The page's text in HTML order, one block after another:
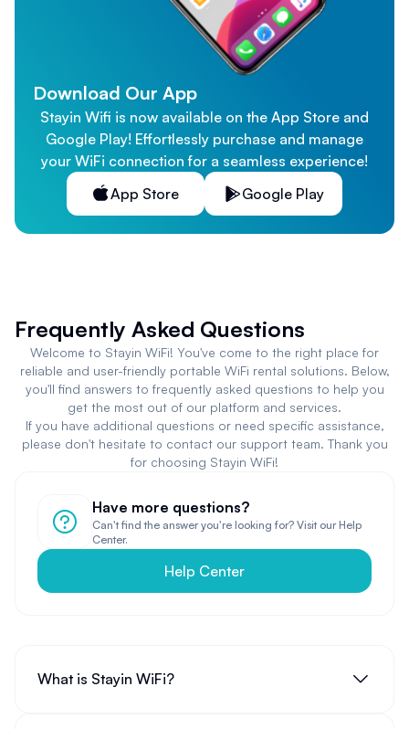
Download Our App
Stayin Wifi is now available on the App Store and
Google Play! Effortlessly purchase and manage
your WiFi connection for a seamless experience!
App Store
Google Play
Frequently Asked Questions
Welcome to Stayin WiFi! You've come to the right place for
reliable and user-friendly portable WiFi rental solutions. Below,
you'll find answers to frequently asked questions to help you
get the most out of our platform and services.
If you have additional questions or need specific assistance,
please don't hesitate to contact our support team. Thank you
for choosing Stayin WiFi!
Have more questions?
Can't find the answer you're looking for? Visit our Help
Center.
Help Center
What is Stayin WiFi?